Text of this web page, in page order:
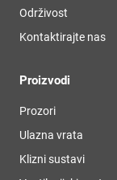
Održivost
Kontaktirajte nas
Proizvodi
Prozori
Ulazna vrata
Klizni sustavi